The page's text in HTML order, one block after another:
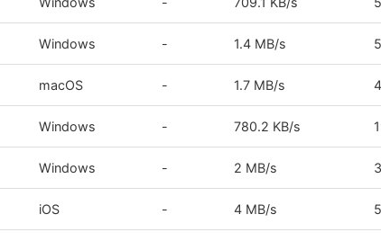
Windows - 1.4 MB/s
macOS - 1.7 MB/s
Windows - 780.2 KB/s
Windows - 2 MB/s
iOS - 4 MB/s